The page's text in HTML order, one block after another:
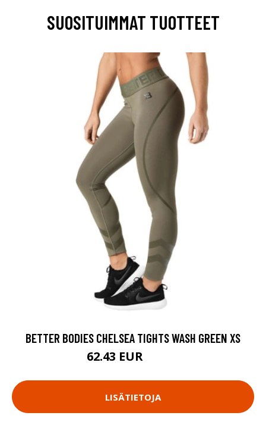
SUOSITUIMMAT TUOTTEET
BETTER BODIES CHELSEA TIGHTS WASH GREEN XS
62.43 EUR
LISÄTIETOJA